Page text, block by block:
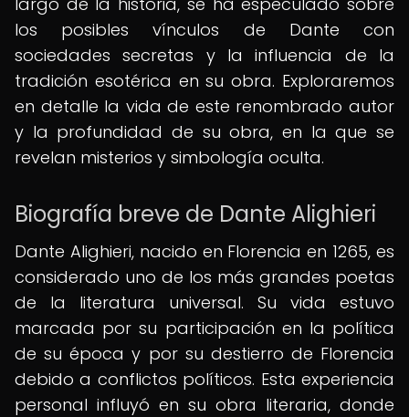
los posibles vínculos de Dante con
sociedades secretas y la influencia de la
tradición esotérica en su obra. Exploraremos
en detalle la vida de este renombrado autor
y la profundidad de su obra, en la que se
revelan misterios y simbología oculta.
Biografía breve de Dante Alighieri
Dante Alighieri, nacido en Florencia en 1265, es
considerado uno de los más grandes poetas
de la literatura universal. Su vida estuvo
marcada por su participación en la política
de su época y por su destierro de Florencia
debido a conflictos políticos. Esta experiencia
personal influyó en su obra literaria, donde